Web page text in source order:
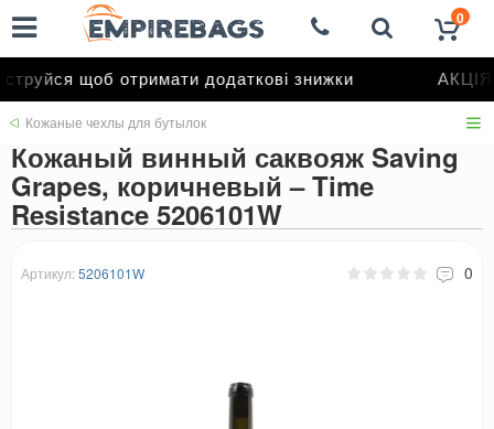
щоб отримати додаткові знижки АКЦІЯ
0
Кожаные чехлы для бутылок
Кожаный винный саквояж Saving
Grapes, коричневый – Time
Resistance 5206101W
Артикул: 5206101W 0